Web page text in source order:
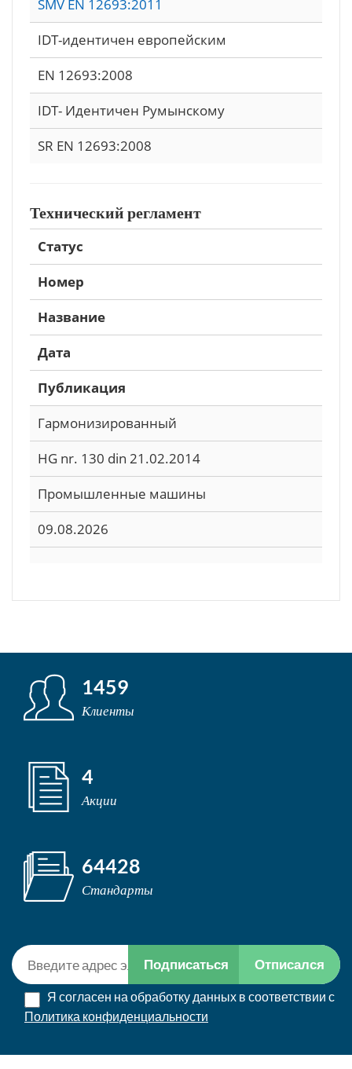
SMV EN 12693:2011
IDT-идентичен европейским
EN 12693:2008
IDT- Идентичен Румынскому
SR EN 12693:2008
Технический регламент
Статус
Номер
Название
Дата
Публикация
Гармонизированный
HG nr. 130 din 21.02.2014
Промышленные машины
09.08.2026
1459
Клиенты
4
Акции
64428
Стандарты
Подписаться Отписался
Я согласен на обработку данных в соответствии с
Политика конфиденциальности